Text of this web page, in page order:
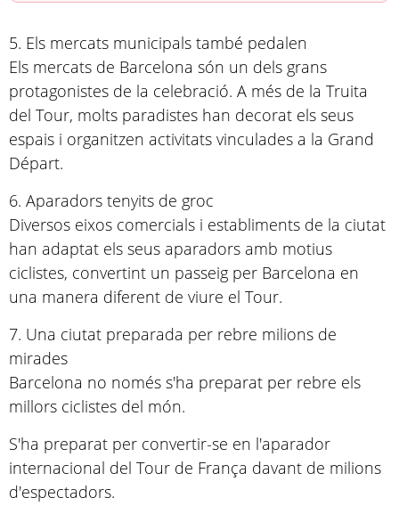
5. Els mercats municipals també pedalen
Els mercats de Barcelona són un dels grans
protagonistes de la celebració. A més de la Truita
del Tour, molts paradistes han decorat els seus
espais i organitzen activitats vinculades a la Grand
Départ.
6. Aparadors tenyits de groc
Diversos eixos comercials i establiments de la ciutat
han adaptat els seus aparadors amb motius
ciclistes, convertint un passeig per Barcelona en
una manera diferent de viure el Tour.
7. Una ciutat preparada per rebre milions de
mirades
Barcelona no només s'ha preparat per rebre els
millors ciclistes del món.
S'ha preparat per convertir-se en l'aparador
internacional del Tour de França davant de milions
d'espectadors.